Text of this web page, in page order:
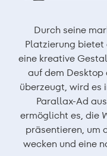
Durch seine
Platzierung
eine kreative
auf dem
überzeugt, wird es
Parallax-Ad
ermöglicht es, die
präsentieren, um
wecken und eine